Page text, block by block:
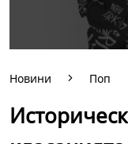
Новини Поп